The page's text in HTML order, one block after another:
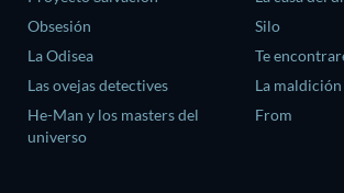
Obsesión
La Odisea
Las ovejas detectives
He-Man y los masters del
universo
Silo
Te
La
From